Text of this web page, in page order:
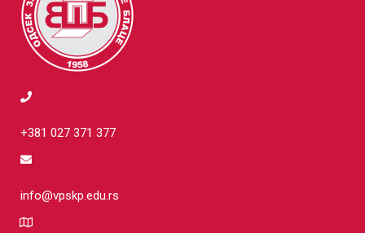
+381 027 371 377
info@vpskp.edu.rs